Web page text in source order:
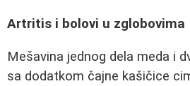
Artritis i bolovi u zglobovima
Mešavina jednog dela meda i
sa dodatkom čajne kašičice